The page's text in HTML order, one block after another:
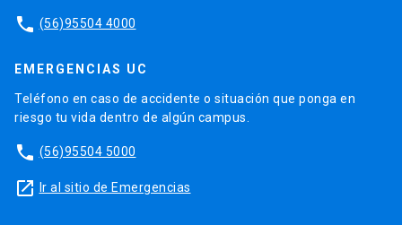
phone (56)95504 4000
EMERGENCIAS UC
Teléfono en caso de accidente o situación que ponga en
riesgo tu vida dentro de algún campus.
phone (56)95504 5000
launch Ir al sitio de Emergencias